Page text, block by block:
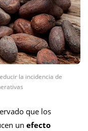
la incidencia de
que los
un efecto